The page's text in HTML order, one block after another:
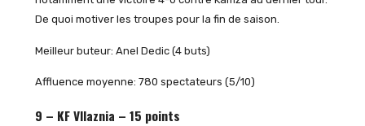
De quoi motiver les troupes pour la fin de saison.
Meilleur buteur: Anel Dedic (4 buts)
Affluence moyenne: 780 spectateurs (5/10)
9 – KF Vllaznia – 15 points